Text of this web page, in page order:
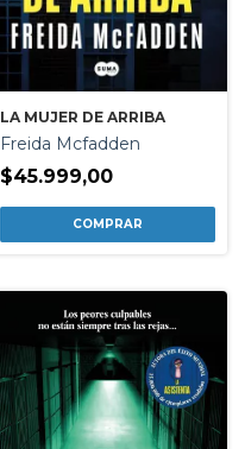
LA MUJER DE ARRIBA
Freida Mcfadden
$45.999,00